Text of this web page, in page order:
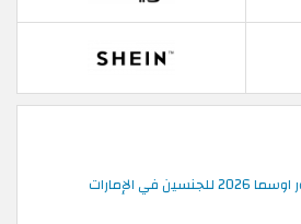
اكتشف أفضل عطور اوسما 2026 للجنسين في الإمارات